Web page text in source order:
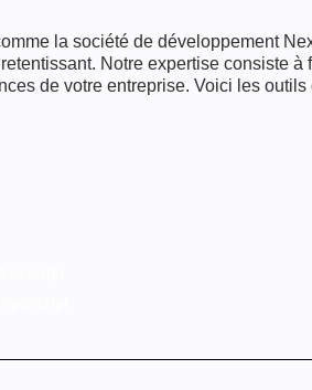
la société de développement
Notre expertise consiste
de votre entreprise. Voici les